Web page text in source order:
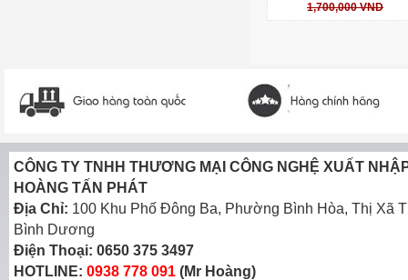
1,700,000 VND
CÔNG TY TNHH THƯƠNG MẠI CÔNG NGHỆ XUẤT
HOÀNG TẤN PHÁT
Địa Chỉ: 100 Khu Phố Đông Ba, Phường Bình Hòa, Thị Xã
Bình Dương
Điện Thoại: 0650 375 3497
HOTLINE: 0938 778 091 (Mr Hoàng)